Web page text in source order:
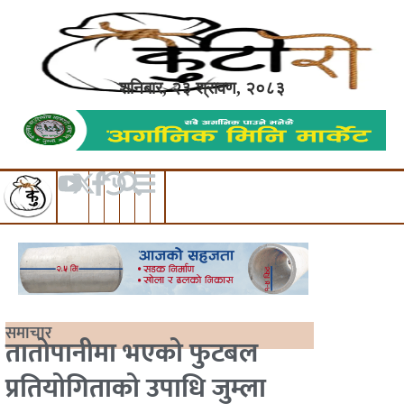
शनिबार, २३ श्रावण, २०८३
समाचार
तातोपानीमा भएको फुटबल
प्रतियोगिताको उपाधि जुम्ला